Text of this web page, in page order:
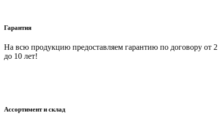
Гарантия
На всю продукцию предоставляем гарантию по договору от 2
до 10 лет!
Ассортимент и склад